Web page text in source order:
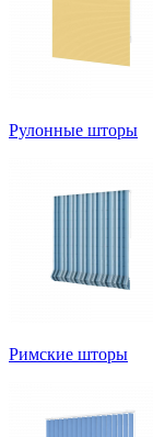
Рулонные шторы
Римские шторы